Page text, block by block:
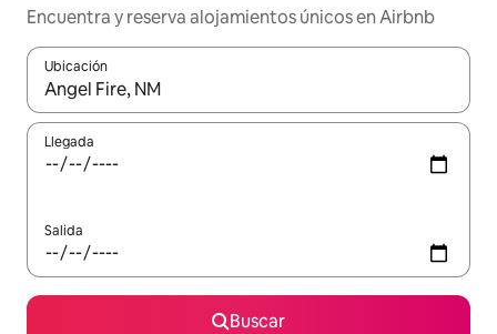
Encuentra y reserva alojamientos únicos en Airbnb
Ubicación
Cuando los resultados estén disponibles, navega con las
Llegada
Salida
Buscar